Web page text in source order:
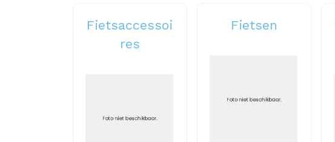
Fietsaccessoi
res
Fietsen